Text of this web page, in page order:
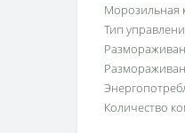
Морозильная
Тип
Количество